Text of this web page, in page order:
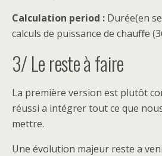
Calculation period : Durée(en
calculs de puissance de chauffe
3/ Le reste à faire
La première version est plutôt
réussi a intégrer tout ce que
mettre.
Une évolution majeur reste a